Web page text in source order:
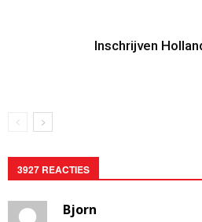
Inschrijven
3927 REACTIES
Bjorn